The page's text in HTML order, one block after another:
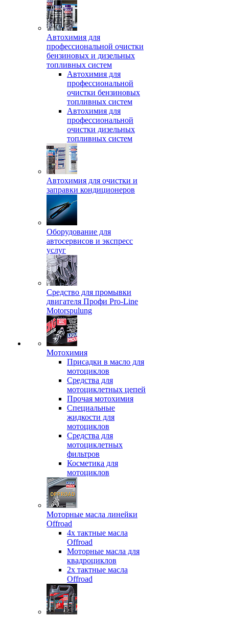
Автохимия для
профессиональной очистки
бензиновых и дизельных
топливных систем
Автохимия для
профессиональной
очистки бензиновых
топливных систем
Автохимия для
профессиональной
очистки дизельных
топливных систем
Автохимия для очистки и
заправки кондиционеров
Оборудование для
автосервисов и экспресс
услуг
Средство для промывки
двигателя Профи Pro-Line
Motorspulung
Мотохимия
Присадки в масло для
мотоциклов
Средства для
мотоциклетных цепей
Прочая мотохимия
Специальные
жидкости для
мотоциклов
Средства для
мотоциклетных
фильтров
Косметика для
мотоциклов
Моторные масла линейки
Offroad
4х тактные масла
Offroad
Моторные масла для
квадроциклов
2х тактные масла
Offroad